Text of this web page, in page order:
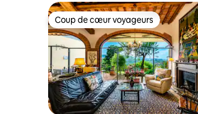
Coup de cœur voyageurs
Coup de cœur voyageurs